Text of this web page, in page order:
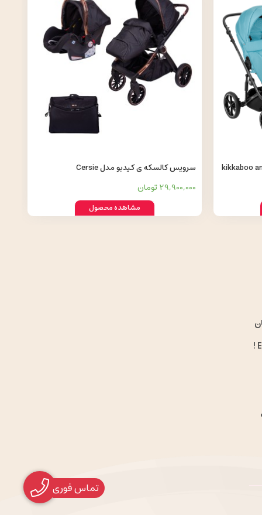
سرویس کالسکه ی کیدبو مدل Cersie
29,900,000 تومان
مشاهده محصول
تماس فوری